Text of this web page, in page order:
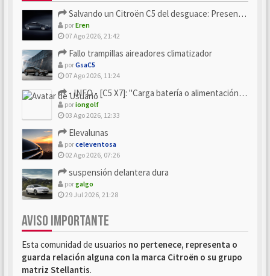
Salvando un Citroën C5 del desguace: Presentación y seguimiento
porEren
07 Ago 2026, 21:42
Fallo trampillas aireadores climatizador
porGsaC5
07 Ago 2026, 11:24
- INFO - [C5 X7]: "Carga batería o alimentación eléctri...
poriongolf
03 Ago 2026, 12:33
Elevalunas
porceleventosa
02 Ago 2026, 07:26
suspensión delantera dura
porgalgo
29 Jul 2026, 21:28
AVISO IMPORTANTE
Esta comunidad de usuarios no pertenece, representa o
guarda relación alguna con la marca Citroën o su grupo
matriz Stellantis.